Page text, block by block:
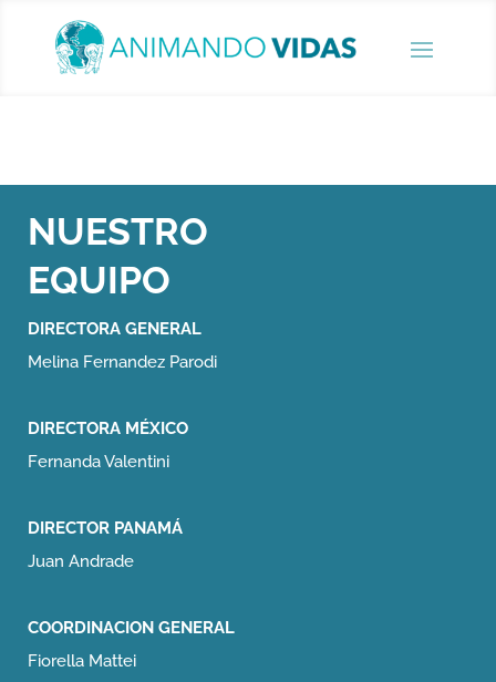
NUESTRO
EQUIPO
DIRECTORA GENERAL
Melina Fernandez Parodi
DIRECTORA MÉXICO
Fernanda Valentini
DIRECTOR PANAMÁ
Juan Andrade
COORDINACION GENERAL
Fiorella Mattei